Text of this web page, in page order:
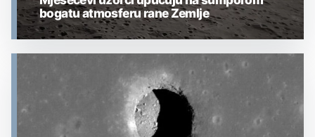
bogatu atmosferu rane Zemlje